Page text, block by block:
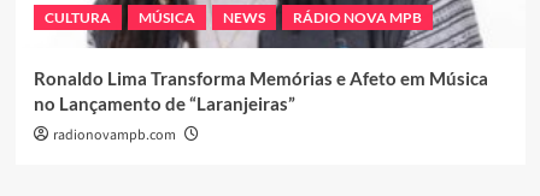
CULTURA MÚSICA NEWS RÁDIO NOVA MPB
Ronaldo Lima Transforma Memórias e Afeto em Música
no Lançamento de “Laranjeiras”
radionovampb.com